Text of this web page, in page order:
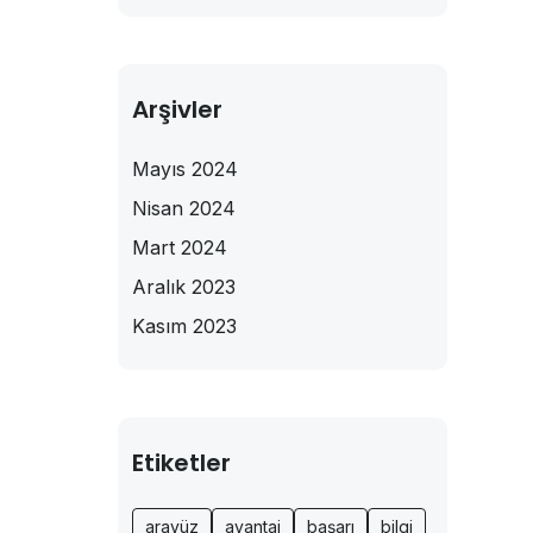
Arşivler
Mayıs 2024
Nisan 2024
Mart 2024
Aralık 2023
Kasım 2023
Etiketler
arayüz avantaj başarı bilgi